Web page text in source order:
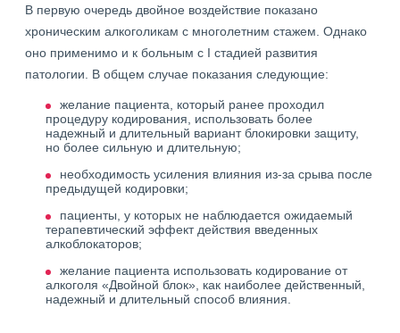
В первую очередь двойное воздействие показано
хроническим алкоголикам с многолетним стажем. Однако
оно применимо и к больным с I стадией развития
патологии. В общем случае показания следующие:
желание пациента, который ранее проходил
процедуру кодирования, использовать более
надежный и длительный вариант блокировки защиту,
но более сильную и длительную;
необходимость усиления влияния из-за срыва после
предыдущей кодировки;
пациенты, у которых не наблюдается ожидаемый
терапевтический эффект действия введенных
алкоблокаторов;
желание пациента использовать кодирование от
алкоголя «Двойной блок», как наиболее действенный,
надежный и длительный способ влияния.